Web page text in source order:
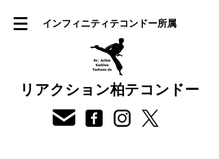
インフィニティテコンドー所属
リアクション柏テコンドー